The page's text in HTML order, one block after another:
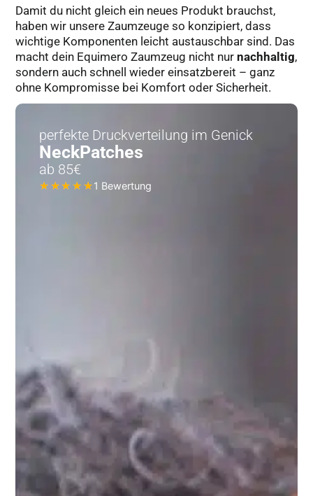
Damit du nicht gleich ein neues Produkt brauchst,
haben wir unsere Zaumzeuge so konzipiert, dass
wichtige Komponenten leicht austauschbar sind. Das
macht dein Equimero Zaumzeug nicht nurnachhaltig,
sondern auch schnell wieder einsatzbereit – ganz
ohne Kompromisse bei Komfort oder Sicherheit.
perfekte Druckverteilung im Genick
NeckPatches
ab 85€
1 Bewertung